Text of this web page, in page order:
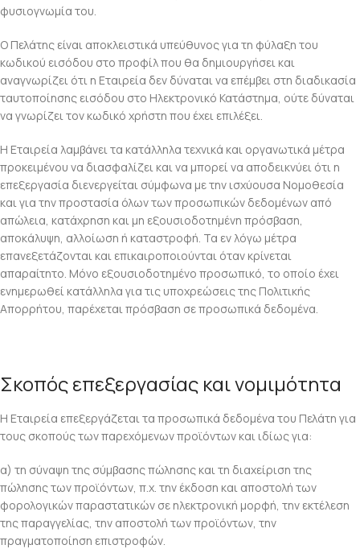
φυσιογνωμία του.
Ο Πελάτης είναι αποκλειστικά υπεύθυνος για τη φύλαξη του
κωδικού εισόδου στο προφίλ που θα δημιουργήσει και
αναγνωρίζει ότι η Εταιρεία δεν δύναται να επέμβει στη διαδικασία
ταυτοποίησης εισόδου στο Ηλεκτρονικό Κατάστημα, ούτε δύναται
να γνωρίζει τον κωδικό χρήστη που έχει επιλέξει.
Η Εταιρεία λαμβάνει τα κατάλληλα τεχνικά και οργανωτικά μέτρα
προκειμένου να διασφαλίζει και να μπορεί να αποδεικνύει ότι η
επεξεργασία διενεργείται σύμφωνα με την ισχύουσα Νομοθεσία
και για την προστασία όλων των προσωπικών δεδομένων από
απώλεια, κατάχρηση και μη εξουσιοδοτημένη πρόσβαση,
αποκάλυψη, αλλοίωση ή καταστροφή. Τα εν λόγω μέτρα
επανεξετάζονται και επικαιροποιούνται όταν κρίνεται
απαραίτητο. Μόνο εξουσιοδοτημένο προσωπικό, το οποίο έχει
ενημερωθεί κατάλληλα για τις υποχρεώσεις της Πολιτικής
Απορρήτου, παρέχεται πρόσβαση σε προσωπικά δεδομένα.
Σκοπός επεξεργασίας και νομιμότητα
Η Εταιρεία επεξεργάζεται τα προσωπικά δεδομένα του Πελάτη για
τους σκοπούς των παρεχόμενων προϊόντων και ιδίως για:
α) τη σύναψη της σύμβασης πώλησης και τη διαχείριση της
πώλησης των προϊόντων, π.χ. την έκδοση και αποστολή των
φορολογικών παραστατικών σε ηλεκτρονική μορφή, την εκτέλεση
της παραγγελίας, την αποστολή των προϊόντων, την
πραγματοποίηση επιστροφών.